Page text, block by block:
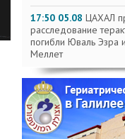
17:50 05.08 ЦАХАЛ
расследование
погибли Юваль Эзра
Меллет